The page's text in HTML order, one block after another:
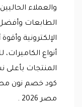
والعملاء
الطابعات وأفضل
الإلكترونية
أنواع
المنتجات بأعلى
مصر 2026 .